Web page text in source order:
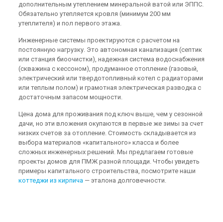
дополнительным утеплением минеральной ватой или ЭППС.
Обязательно утепляется кровля (минимум 200 мм
утеплителя) и пол первого этажа.
Инженерные системы проектируются с расчетом на
постоянную нагрузку. Это автономная канализация (септик
или станция биоочистки), надежная система водоснабжения
(скважина с кессоном), продуманное отопление (газовый,
электрический или твердотопливный котел с радиаторами
или теплым полом) и грамотная электрическая разводка с
достаточным запасом мощности.
Цена дома для проживания под ключ выше, чем у сезонной
дачи, но эти вложения окупаются в первые же зимы за счет
низких счетов за отопление. Стоимость складывается из
выбора материалов «капитального» класса и более
сложных инженерных решений. Мы предлагаем готовые
проекты домов для ПМЖ разной площади. Чтобы увидеть
примеры капитального строительства, посмотрите наши
коттеджи из кирпича — эталона долговечности.